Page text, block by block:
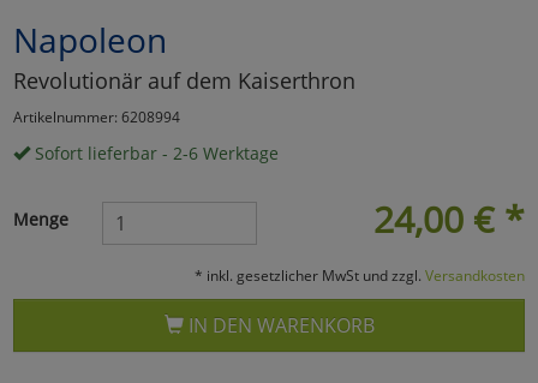
Napoleon
Revolutionär auf dem Kaiserthron
Artikelnummer: 6208994
Sofort lieferbar - 2-6 Werktage
24,00 € *
Menge
* inkl. gesetzlicher MwSt und zzgl. Versandkosten
IN DEN WARENKORB
Marketing
Umfragetools
Cookies
Alle Akzeptieren
Cookies
zurückzu Haupptseite